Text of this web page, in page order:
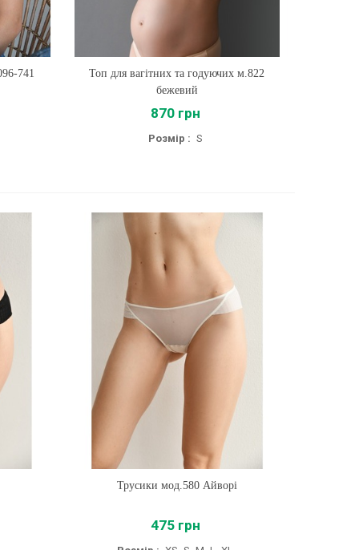
741 Купити
Топ для вагітних та годуючих м.822
бежевий
870 грн
Розмір : S
Купити
Трусики мод.580 Айворі
475 грн